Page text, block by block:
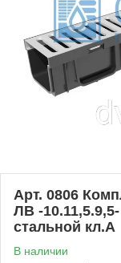
Арт. 0806
ЛВ -
стальной кл.А
В наличии